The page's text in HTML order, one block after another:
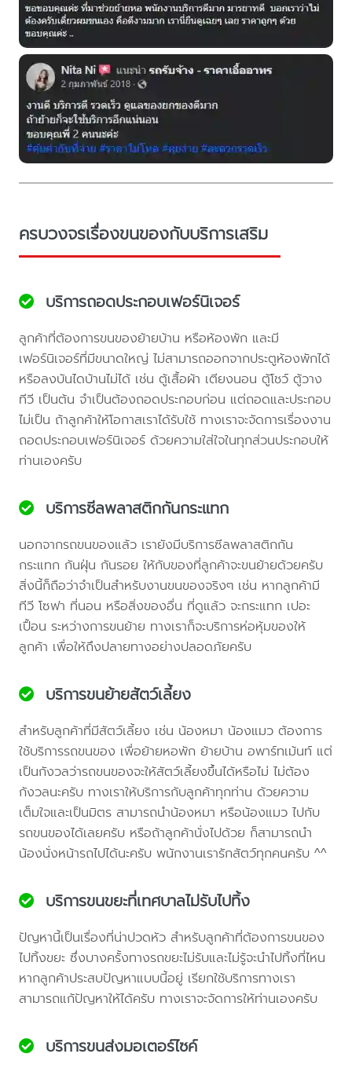
ครบวงจรเรื่องขนของกับบริการเสริม
บริการถอดประกอบเฟอร์นิเจอร์
ลูกค้าที่ต้องการขนของย้ายบ้าน หรือห้องพัก และมี
เฟอร์นิเจอร์ที่มีขนาดใหญ่ ไม่สามารถออกจากประตูห้องพักได้
หรือลงบันไดบ้านไม่ได้ เช่น ตู้เสื้อผ้า เตียงนอน ตู้โชว์ ตู้วาง
ทีวี เป็นต้น จำเป็นต้องถอดประกอบก่อน แต่ถอดและประกอบ
ไม่เป็น ถ้าลูกค้าให้โอกาสเราได้รับใช้ ทางเราจะจัดการเรื่องงาน
ถอดประกอบเฟอร์นิเจอร์ ด้วยความใส่ใจในทุกส่วนประกอบให้
ท่านเองครับ
บริการซีลพลาสติกกันกระแทก
นอกจากรถขนของแล้ว เรายังมีบริการซีลพลาสติกกัน
กระแทก กันฝุ่น กันรอย ให้กับของที่ลูกค้าจะขนย้ายด้วยครับ
สิ่งนี้ก็ถือว่าจำเป็นสำหรับงานขนของจริงๆ เช่น หากลูกค้ามี
ทีวี โซฟา ที่นอน หรือสิ่งของอื่น ที่ดูแล้ว จะกระแทก เปอะ
เปื้อน ระหว่างการขนย้าย ทางเราก็จะบริการห่อหุ้มของให้
ลูกค้า เพื่อให้ถึงปลายทางอย่างปลอดภัยครับ
บริการขนย้ายสัตว์เลี้ยง
สำหรับลูกค้าที่มีสัตว์เลี้ยง เช่น น้องหมา น้องแมว ต้องการ
ใช้บริการรถขนของ เพื่อย้ายหอพัก ย้ายบ้าน อพาร์ทเม้นท์ แต่
เป็นกังวลว่ารถขนของจะให้สัตว์เลี้ยงขึ้นได้หรือไม่ ไม่ต้อง
กังวลนะครับ ทางเราให้บริการกับลูกค้าทุกท่าน ด้วยความ
เต็มใจและเป็นมิตร สามารถนำน้องหมา หรือน้องแมว ไปกับ
รถขนของได้เลยครับ หรือถ้าลูกค้านั่งไปด้วย ก็สามารถนำ
น้องนั่งหน้ารถไปได้นะครับ พนักงานเรารักสัตว์ทุกคนครับ ^^
บริการขนขยะที่เทศบาลไม่รับไปทิ้ง
ปัญหานี้เป็นเรื่องที่น่าปวดหัว สำหรับลูกค้าที่ต้องการขนของ
ไปทิ้งขยะ ซึ่งบางครั้งทางรถขยะไม่รับและไม่รู้จะนำไปทิ้งที่ไหน
หากลูกค้าประสบปัญหาแบบนี้อยู่ เรียกใช้บริการทางเรา
สามารถแก้ปัญหาให้ได้ครับ ทางเราจะจัดการให้ท่านเองครับ
บริการขนส่งมอเตอร์ไซค์